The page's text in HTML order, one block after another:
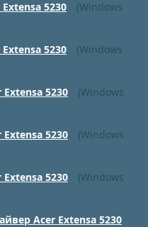
5230
(Windows
5230
(Windows
5230
(Windows
5230
(Windows
5230
(Windows
Acer Extensa 5230